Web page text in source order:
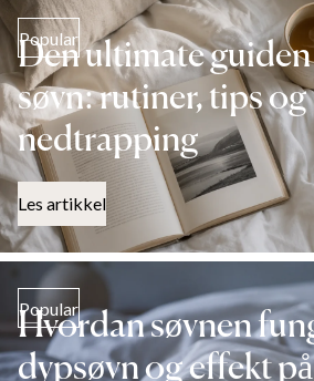
Popular
Den ultimate
søvn: rutiner, tips og
nedtrapping
Les artikkel
Popular
Hvordan søvnen
dypsøvn og effekt